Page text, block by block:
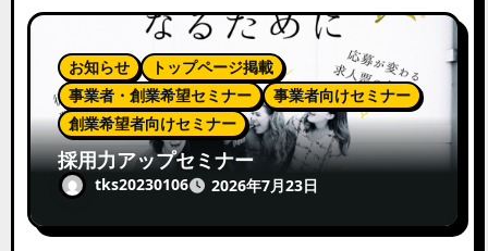
お知らせ
トップページ掲載
事業者・創業希望セミナー
事業者向けセミナー
創業希望者向けセミナー
採用力アップセミナー
tks20230106 2026年7月23日